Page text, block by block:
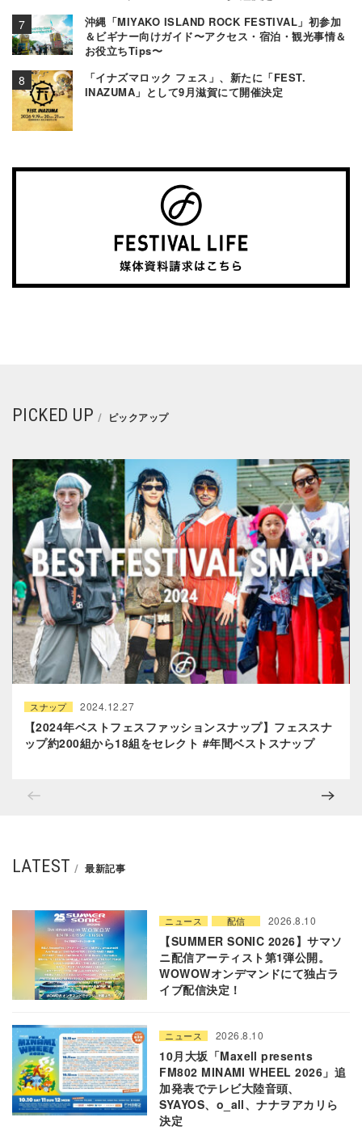
沖縄「MIYAKO ISLAND ROCK FESTIVAL」初参加
＆ビギナー向けガイド〜アクセス・宿泊・観光事情＆
お役立ちTips〜
「イナズマロック フェス」、新たに「FEST.
INAZUMA」として9月滋賀にて開催決定
PICKED UP ピックアップ
スナップ 2024.12.27
【2024年ベストフェスファッションスナップ】フェススナ
ップ約200組から18組をセレクト #年間ベストスナップ
LATEST 最新記事
ニュース 配信 2026.8.10
【SUMMER SONIC 2026】サマソ
ニ配信アーティスト第1弾公開。
WOWOWオンデマンドにて独占ラ
イブ配信決定！
ニュース 2026.8.10
10月大坂「Maxell presents
FM802 MINAMI WHEEL 2026」追
加発表でテレビ大陸音頭、
SYAYOS、o_all、ナナヲアカリら
決定